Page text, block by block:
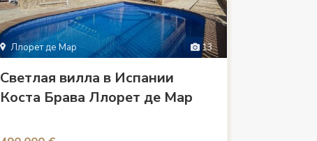
13
Ллорет де Мар
Светлая вилла в Испании
Коста Брава Ллорет де Мар